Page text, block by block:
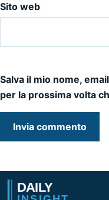
Sito web
Salva il mio nome,
per la prossima volta